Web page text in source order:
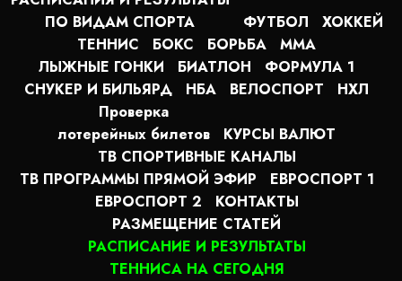
ПО ВИДАМ СПОРТА
ФУТБОЛ
ХОККЕЙ
ТЕННИС
БОКС БОРЬБА
MMA
ЛЫЖНЫЕ ГОНКИ
БИАТЛОН
ФОРМУЛА 1
СНУКЕР И БИЛЬЯРД
НБА ВЕЛОСПОРТ
НХЛ
Проверка
лотерейных билетов
КУРСЫ ВАЛЮТ
ТВ СПОРТИВНЫЕ КАНАЛЫ
ТВ ПРОГРАММЫ ПРЯМОЙ ЭФИР
ЕВРОСПОРТ 1
ЕВРОСПОРТ 2
КОНТАКТЫ
РАЗМЕЩЕНИЕ СТАТЕЙ
РАСПИСАНИЕ И РЕЗУЛЬТАТЫ
ТЕННИСА НА СЕГОДНЯ